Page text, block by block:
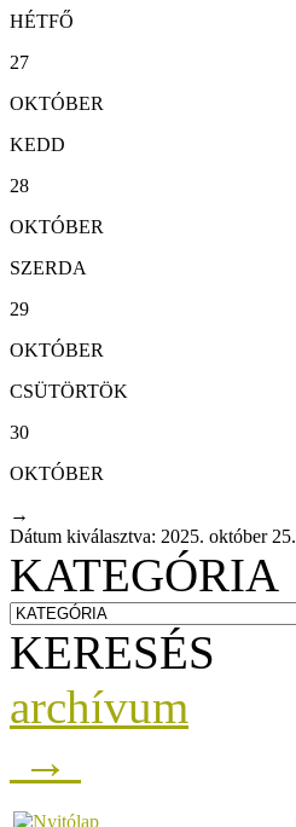
HÉTFŐ
27
OKTÓBER
KEDD
28
OKTÓBER
SZERDA
29
OKTÓBER
CSÜTÖRTÖK
30
OKTÓBER
→
Dátum kiválasztva: 2025. október 25.
KATEGÓRIA
KERESÉS
archívum
→